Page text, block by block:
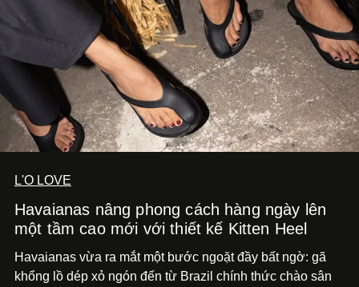
L'O LOVE
Havaianas nâng phong cách hàng ngày lên
một tầm cao mới với thiết kế Kitten Heel
Havaianas vừa ra mắt một bước ngoặt đầy bất ngờ: gã
khổng lồ dép xỏ ngón đến từ Brazil chính thức chào sân